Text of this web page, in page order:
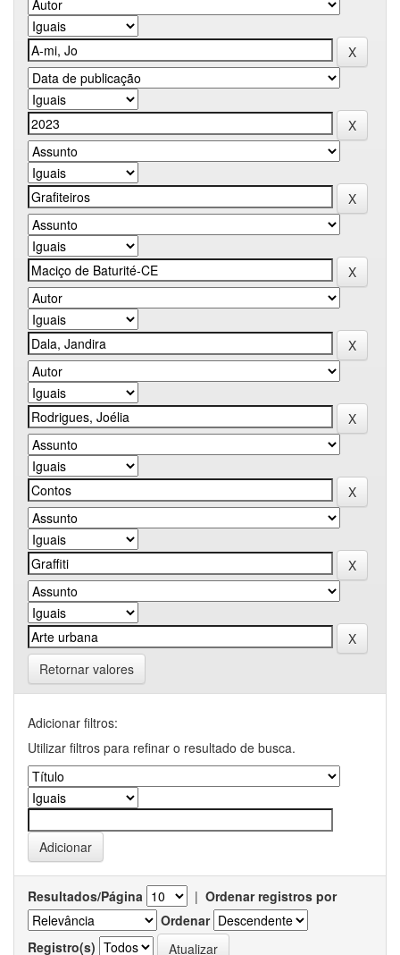
Retornar valores
Adicionar filtros:
Utilizar filtros para refinar o resultado de busca.
Resultados/Página | Ordenar registros por
Ordenar
Registro(s)